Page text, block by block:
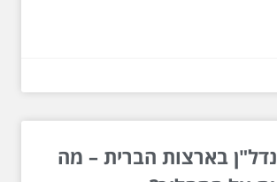
בארצות הברית – מה